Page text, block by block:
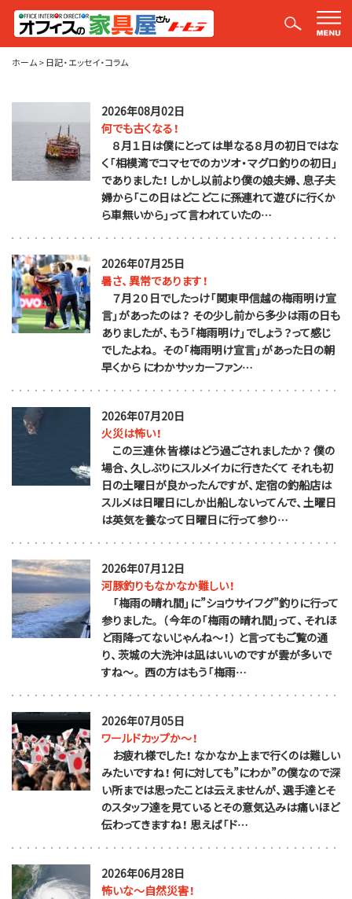
平山社長のブログ【釣りばかり日誌】
ホーム>日記・エッセイ・コラム
2026年08月02日
何でも古くなる！
８月１日は僕にとっては単なる８月の初日ではな
く「相模湾でコマセでのカツオ・マグロ釣りの初日」
でありました！ しかし以前より僕の娘夫婦、息子夫
婦から「この日はどこどこに孫連れて遊びに行くか
ら車無いから」って言われていたの…
2026年07月25日
暑さ、異常であります！
７月２０日でしたっけ「関東甲信越の梅雨明け宣
言」があったのは？ その少し前から多少は雨の日も
ありましたが、もう「梅雨明け」でしょう？って感じ
でしたよね。 その「梅雨明け宣言」があった日の朝
早くから にわかサッカーファン…
2026年07月20日
火災は怖い！
この三連休 皆様はどう過ごされましたか？ 僕の
場合、久しぶりにスルメイカに行きたくて それも初
日の土曜日が良かったんですが、定宿の釣船店は
スルメは日曜日にしか出船しないってんで、土曜日
は英気を養なって日曜日に行って参り…
2026年07月12日
河豚釣りもなかなか難しい！
「梅雨の晴れ間」に”ショウサイフグ”釣りに行って
参りました。 （今年の「梅雨の晴れ間」って、それほ
ど雨降ってないじゃんね～！） と言ってもご覧の通
り、茨城の大洗沖は凪はいいのですが雲が多いで
すね～。 西の方はもう「梅雨…
2026年07月05日
ワールドカップか～！
お疲れ様でした！ なかなか上まで行くのは難しい
みたいですね！ 何に対しても”にわか”の僕なので深
い所までは思ったことは云えませんが、選手達とそ
のスタッフ達を見ているとその意気込みは痛いほど
伝わってきますね！ 思えば「ド…
2026年06月28日
怖いな～自然災害！